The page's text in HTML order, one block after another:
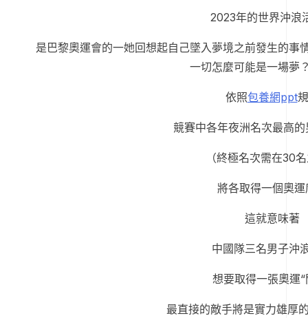
2023年的世界沖浪
是巴黎奧運會的一她回想起自己墜入夢境之前發生的事
一切怎麼可能是一場夢
依照包養網ppt
競賽中各年夜洲名次最高
（終極名次需在30
將各取得一個奧運
這就意味著
中國隊三名男子沖
想要取得一張奧運“
最直接的敵手將是實力雄厚